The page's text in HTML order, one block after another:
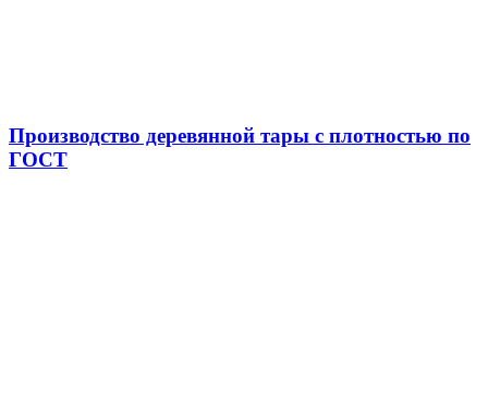
Производство деревянной тары с плотностью по
ГОСТ